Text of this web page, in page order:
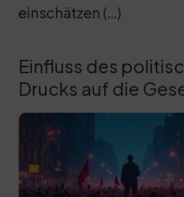
einschätzen (…)
Einfluss des
Drucks auf die